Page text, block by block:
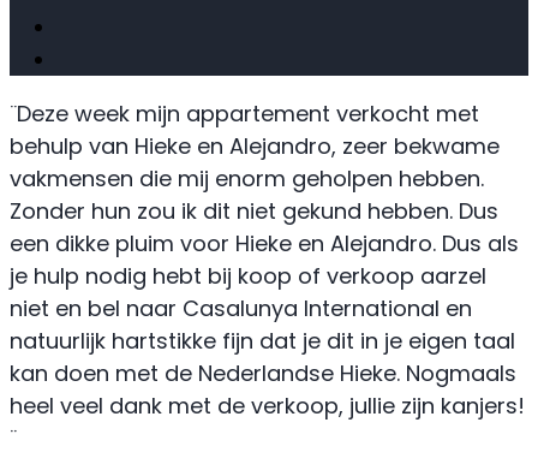
¨Deze week mijn appartement verkocht met
behulp van Hieke en Alejandro, zeer bekwame
vakmensen die mij enorm geholpen hebben.
Zonder hun zou ik dit niet gekund hebben. Dus
een dikke pluim voor Hieke en Alejandro. Dus als
je hulp nodig hebt bij koop of verkoop aarzel
niet en bel naar Casalunya International en
natuurlijk hartstikke fijn dat je dit in je eigen taal
kan doen met de Nederlandse Hieke. Nogmaals
heel veel dank met de verkoop, jullie zijn kanjers!
¨